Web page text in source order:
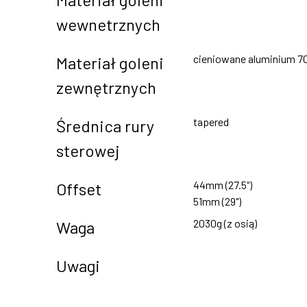
wewnetrznych
Materiał goleni
zewnętrznych
cieniowane aluminium
Średnica rury
sterowej
tapered
Offset
44mm (27.5")
51mm (29")
Waga 2030g (z osią)
Uwagi